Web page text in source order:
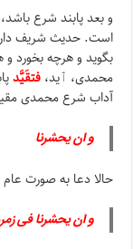
و بعد پابند شرع
است. حدیث شریف
بگوید و هرچه بخورد
محمدی، ٱید،فتقَیَّد
آداب شرع محمدی
و ان یحشرنا
حالا دعا به صورت عام
و ان یحشرنا فی